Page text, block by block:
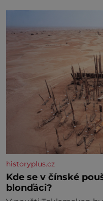
historyplus.cz
Kde se v čínské
blonďáci?